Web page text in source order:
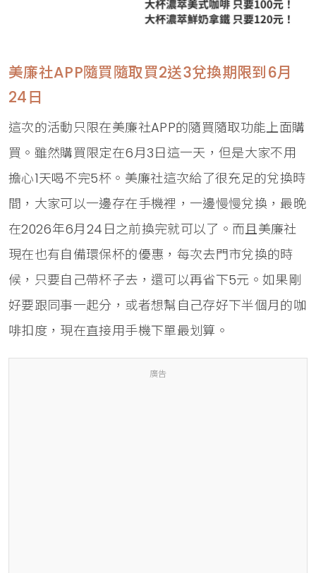
美廉社APP隨買隨取買2送3兌換期限到6月
24日
這次的活動只限在美廉社APP的隨買隨取功能上面購
買。雖然購買限定在6月3日這一天，但是大家不用
擔心1天喝不完5杯。美廉社這次給了很充足的兌換時
間，大家可以一邊存在手機裡，一邊慢慢兌換，最晚
在2026年6月24日之前換完就可以了。而且美廉社
現在也有自備環保杯的優惠，每次去門市兌換的時
候，只要自己帶杯子去，還可以再省下5元。如果剛
好要跟同事一起分，或者想幫自己存好下半個月的咖
啡扣度，現在直接用手機下單最划算。
廣告